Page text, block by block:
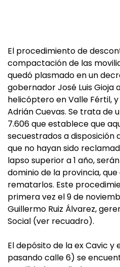
El procedimiento de
compactación de las
quedó plasmado en un
gobernador José Luis
helicóptero en Valle Fértil,
Adrián Cuevas. Se trata de
7.606 que establece que
secuestrados a disposición
que no hayan sido
lapso superior a 1 año,
dominio de la provincia,
rematarlos. Este
primera vez el 9 de
Guillermo Ruiz Álvarez,
Social (ver recuadro).
El depósito de la ex Cavic
pasando calle 6) se